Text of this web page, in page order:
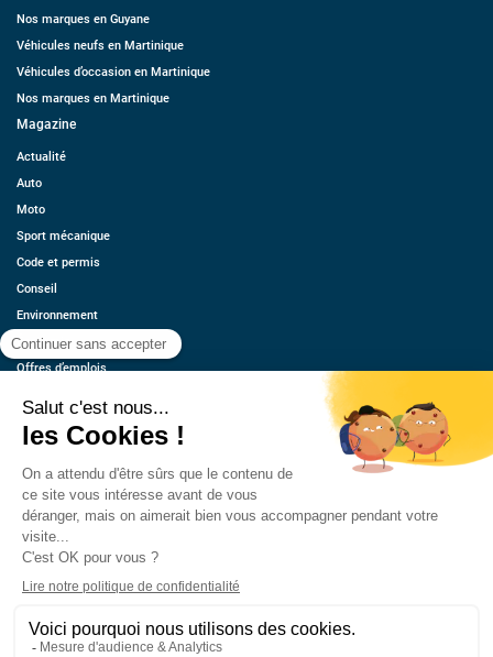
Nos marques en Guyane
Véhicules neufs en Martinique
Véhicules d’occasion en Martinique
Nos marques en Martinique
Magazine
Actualité
Auto
Moto
Sport mécanique
Code et permis
Conseil
Environnement
Économie
Offres d’emplois
Contact
Estimez votre voiture
Mentions légales
CGU